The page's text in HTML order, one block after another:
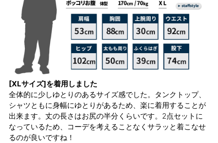
[XLサイズ]を着用しました
全体的に少しゆとりのあるサイズ感でした。タンクトップ、
シャツともに身幅にゆとりがあるため、楽に着用することが
出来ます。丈の長さはお尻の半分くらいです。2点セットに
なっているため、コーデを考えることなくサラッと着こなせ
るのが良いですね！